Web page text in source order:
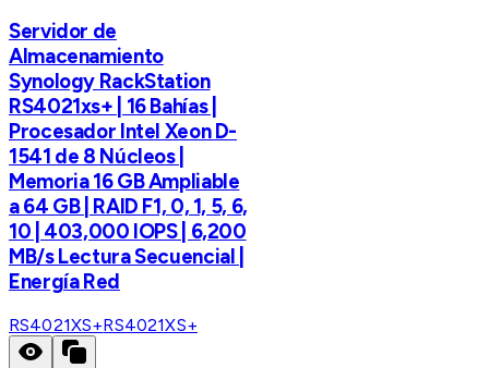
Servidor de
Almacenamiento
Synology RackStation
RS4021xs+ | 16 Bahías |
Procesador Intel Xeon D-
1541 de 8 Núcleos |
Memoria 16 GB Ampliable
a 64 GB | RAID F1, 0, 1, 5, 6,
10 | 403,000 IOPS | 6,200
MB/s Lectura Secuencial |
Energía Red
RS4021XS+RS4021XS+